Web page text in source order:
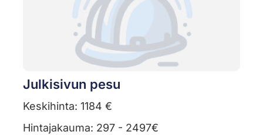
Julkisivun pesu
Keskihinta: 1184 €
Hintajakauma: 297 - 2497€